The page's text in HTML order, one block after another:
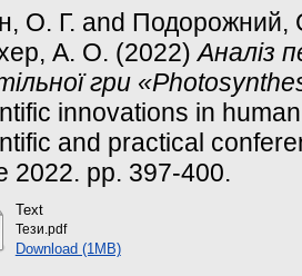
О. Г. and Подорожний,
А. О. (2022)Аналіз
гри
innovations in
and practical
2022. pp. 397-400.
Text
Тези.pdf
Download (1MB)